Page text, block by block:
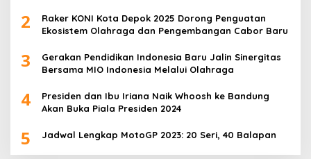
2
Raker KONI Kota Depok 2025 Dorong Penguatan
Ekosistem Olahraga dan Pengembangan Cabor Baru
3
Gerakan Pendidikan Indonesia Baru Jalin Sinergitas
Bersama MIO Indonesia Melalui Olahraga
4
Presiden dan Ibu Iriana Naik Whoosh ke Bandung
Akan Buka Piala Presiden 2024
5 Jadwal Lengkap MotoGP 2023: 20 Seri, 40 Balapan